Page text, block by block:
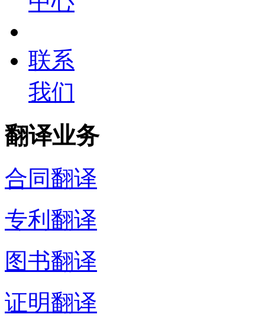
联系
我们
翻译业务
合同翻译
专利翻译
图书翻译
证明翻译